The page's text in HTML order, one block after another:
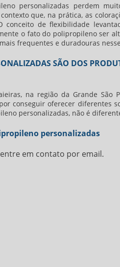
personalizadas perdem
que, na prática, as
conceito de flexibilidade
o fato do polipropileno ser
frequentes e duradouras
SÃO DOS
na região da Grande São
conseguir oferecer diferentes
personalizadas, não é
personalizadas
em contato por email.